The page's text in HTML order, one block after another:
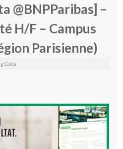
@BNPParibas] –
H/F – Campus
Parisienne)
Data